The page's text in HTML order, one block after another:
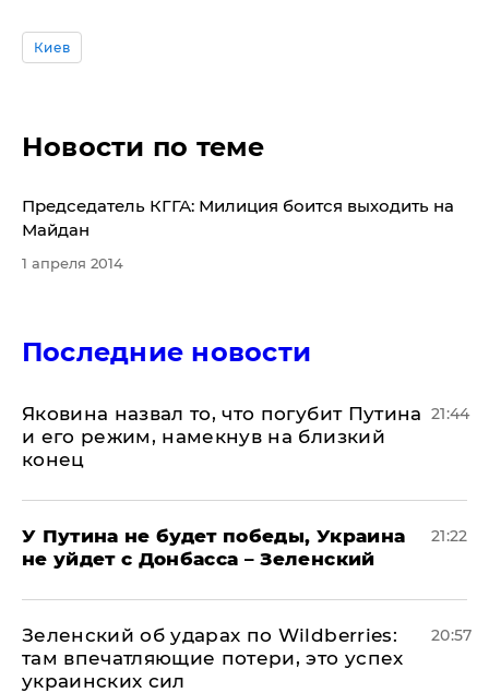
Киев
Новости по теме
Председатель КГГА: Милиция боится выходить на
Майдан
1 апреля 2014
Последние новости
Яковина назвал то, что погубит Путина
и его режим, намекнув на близкий
конец
21:44
У Путина не будет победы, Украина
не уйдет с Донбасса – Зеленский
21:22
Зеленский об ударах по Wildberries:
там впечатляющие потери, это успех
украинских сил
20:57